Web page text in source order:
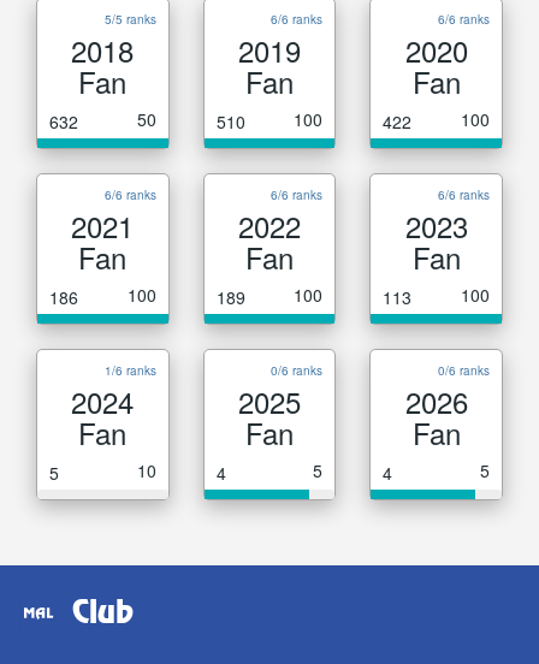
5/5 ranks
2018
Fan
632 50
6/6 ranks
2019
Fan
510 100
6/6 ranks
2020
Fan
422 100
6/6 ranks
2021
Fan
186 100
6/6 ranks
2022
Fan
189 100
6/6 ranks
2023
Fan
113 100
1/6 ranks
2024
Fan
5 10
0/6 ranks
2025
Fan
4 5
0/6 ranks
2026
Fan
4 5
Club